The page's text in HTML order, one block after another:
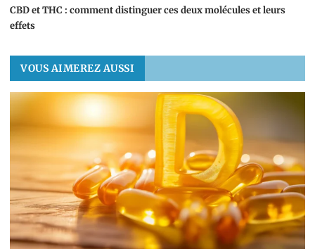
CBD et THC : comment distinguer ces deux molécules et leurs
effets
VOUS AIMEREZ AUSSI